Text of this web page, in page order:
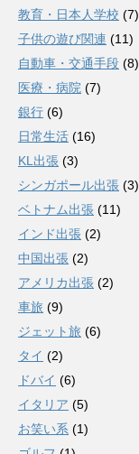
教育・日本人学校 (7)
子供の遊び関連 (11)
自動車・交通手段 (8)
医療・病院 (7)
銀行 (6)
日常生活 (16)
KL出張 (3)
シンガポール出張 (3)
ベトナム出張 (11)
インド出張 (2)
中国出張 (2)
アメリカ出張 (2)
車旅 (9)
ジェット旅 (6)
タイ (2)
ドバイ (6)
イタリア (5)
お笑い系 (1)